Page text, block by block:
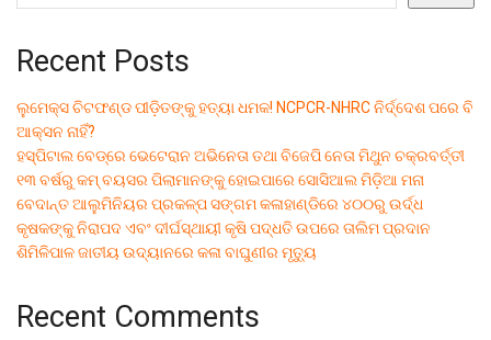
Recent Posts
ଲୁମେକ୍ସ ଚିଟଫଣ୍ଡ ପୀଡ଼ିତଙ୍କୁ ହତ୍ୟା ଧମକ! NCPCR-NHRC ନିର୍ଦ୍ଦେଶ ପରେ ବି
ଆକ୍ସନ ନାହିଁ?
ହସ୍ପିଟାଲ ବେଡ୍‌ରେ ଭେଟେରାନ ଅଭିନେତା ତଥା ବିଜେପି ନେତା ମିଥୁନ ଚକ୍ରବର୍ତ୍ତୀ
୧୩ ବର୍ଷରୁ କମ୍ ବୟସର ପିଲାମାନଙ୍କୁ ହୋଇପାରେ ସୋସିଆଲ ମିଡ଼ିଆ ମନା
ବେଦାନ୍ତ ଆଲୁମିନିୟର ପ୍ରକଳ୍ପ ସଙ୍ଗମ କଳାହାଣ୍ଡିରେ ୪୦୦ରୁ ଉର୍ଦ୍ଧ
କୃଷକଙ୍କୁ ନିରାପଦ ଏବଂ ଦୀର୍ଘସ୍ଥାୟୀ କୃଷି ପଦ୍ଧତି ଉପରେ ତାଲିମ ପ୍ରଦାନ
ଶିମିଳିପାଳ ଜାତୀୟ ଉଦ୍ୟାନରେ କଳା ବାଘୁଣୀର ମୃତ୍ୟୁ
Recent Comments